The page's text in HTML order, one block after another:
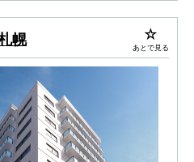
幌 あとで見る